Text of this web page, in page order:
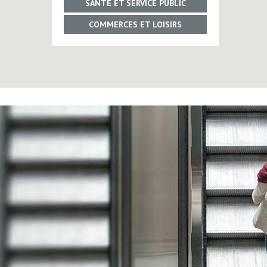
SANTÉ ET SERVICE PUBLIC
COMMERCES ET LOISIRS